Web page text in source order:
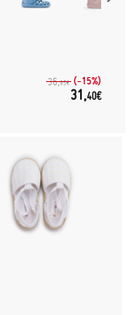
36,95€ (-15%)
31,40€